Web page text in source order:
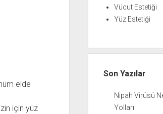
elde
için yüz
Vücut Estetiği
Yüz Estetiği
Son Yazılar
Nipah Virüsü
Yolları